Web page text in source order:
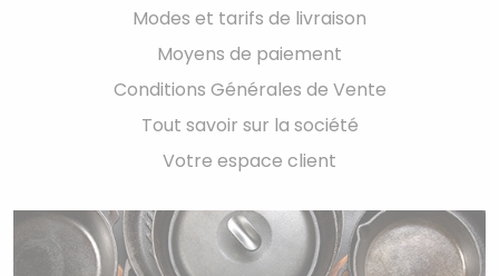
Modes et tarifs de livraison
Moyens de paiement
Conditions Générales de Vente
Tout savoir sur la société
Votre espace client